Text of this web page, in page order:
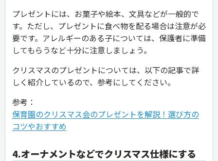
プレゼントには、お菓子や絵本、文具などが一般的で
す。ただし、プレゼントに食べ物を配る場合は注意が必
要です。アレルギーのある子については、保護者に準備
してもらうなど十分に注意しましょう。
クリスマスのプレゼントについては、以下の記事で詳
しく紹介しているので、参考にしてください。
参考：
保育園のクリスマス会のプレゼントを解説！選び方の
コツやおすすめ
4.オーナメントなどでクリスマス仕様にする